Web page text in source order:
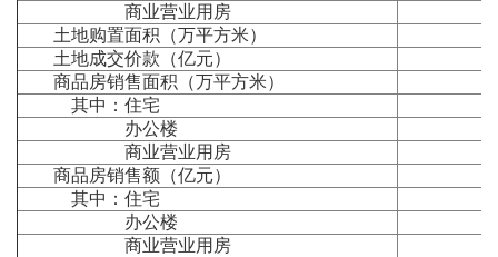
商业营业用房
土地购置面积（万平方米）
土地成交价款（亿元）
商品房销售面积（万平方米）
其中：住宅
办公楼
商业营业用房
商品房销售额（亿元）
其中：住宅
办公楼
商业营业用房